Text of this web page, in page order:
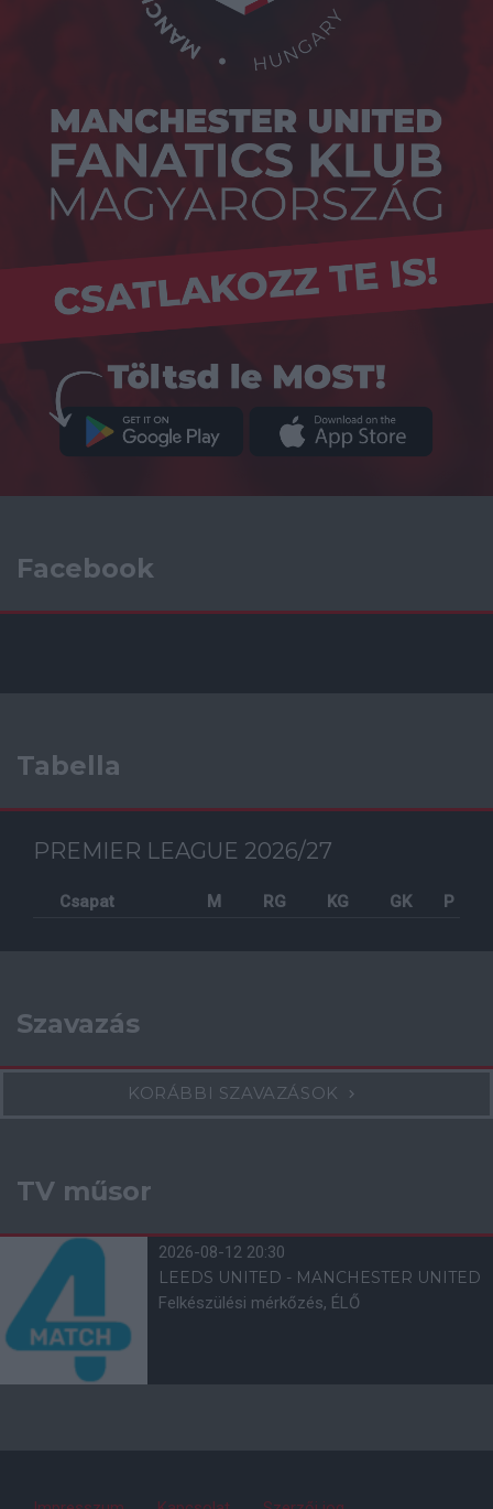
Facebook
Tabella
PREMIER LEAGUE 2026/27
Csapat M RG KG GK P
Szavazás
KORÁBBI SZAVAZÁSOK
TV műsor
2026-08-12 20:30
LEEDS UNITED - MANCHESTER UNITED
Felkészülési mérkőzés, ÉLŐ